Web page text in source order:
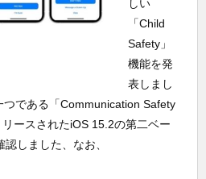
しい
「Child
Safety」
機能を発
表しまし
である「Communication Safety
ースされたiOS 15.2の第二ベー
しました、なお、